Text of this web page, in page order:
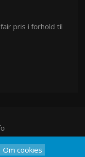
Om cookies
pris i forhold til